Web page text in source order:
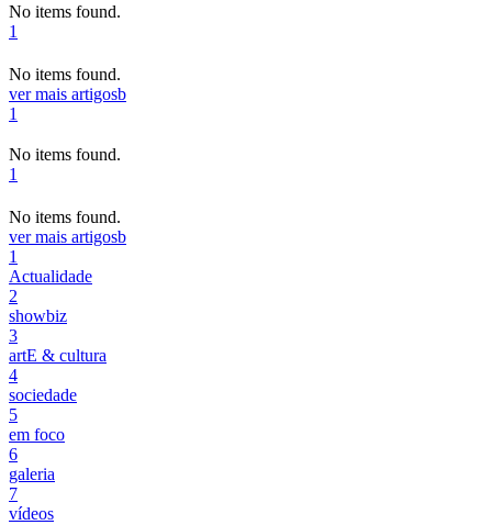
No items found.
1
No items found.
ver mais artigosb
1
No items found.
1
No items found.
ver mais artigosb
1
Actualidade
2
showbiz
3
artE & cultura
4
sociedade
5
em foco
6
galeria
7
vídeos